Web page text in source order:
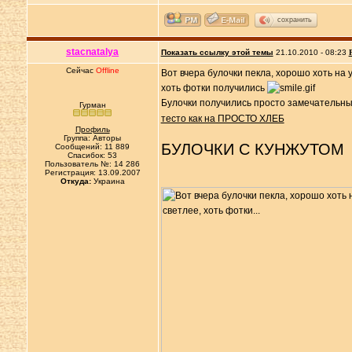
сохранить
stacnatalya Показать ссылку этой темы 21.10.2010 - 08:23
Сейчас Offline
Гурман
Профиль
Группа: Авторы
Сообщений: 11 889
Спасибок: 53
Пользователь №: 14 286
Регистрация: 13.09.2007
Откуда:Украина
Вот вчера булочки пекла, хорошо хоть
хоть фотки получились
Булочки получились просто
тесто как на ПРОСТО ХЛЕБ
БУЛОЧКИ С КУНЖУТОМ